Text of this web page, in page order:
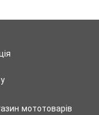
мототоварів